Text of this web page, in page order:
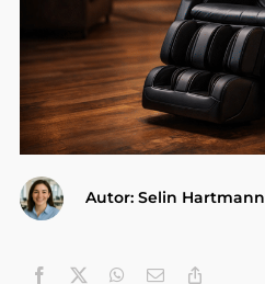
Autor: Selin Hartmann